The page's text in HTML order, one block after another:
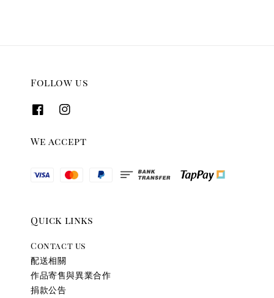
Follow us
We accept
Quick links
Contact us
配送相關
作品寄售與異業合作
捐款公告